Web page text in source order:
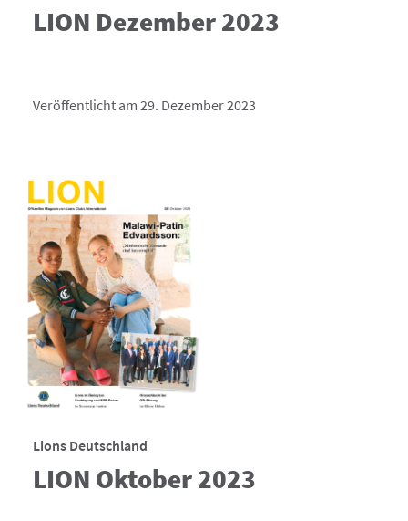
LION Dezember 2023
Veröffentlicht am 29. Dezember 2023
Lions Deutschland
LION Oktober 2023